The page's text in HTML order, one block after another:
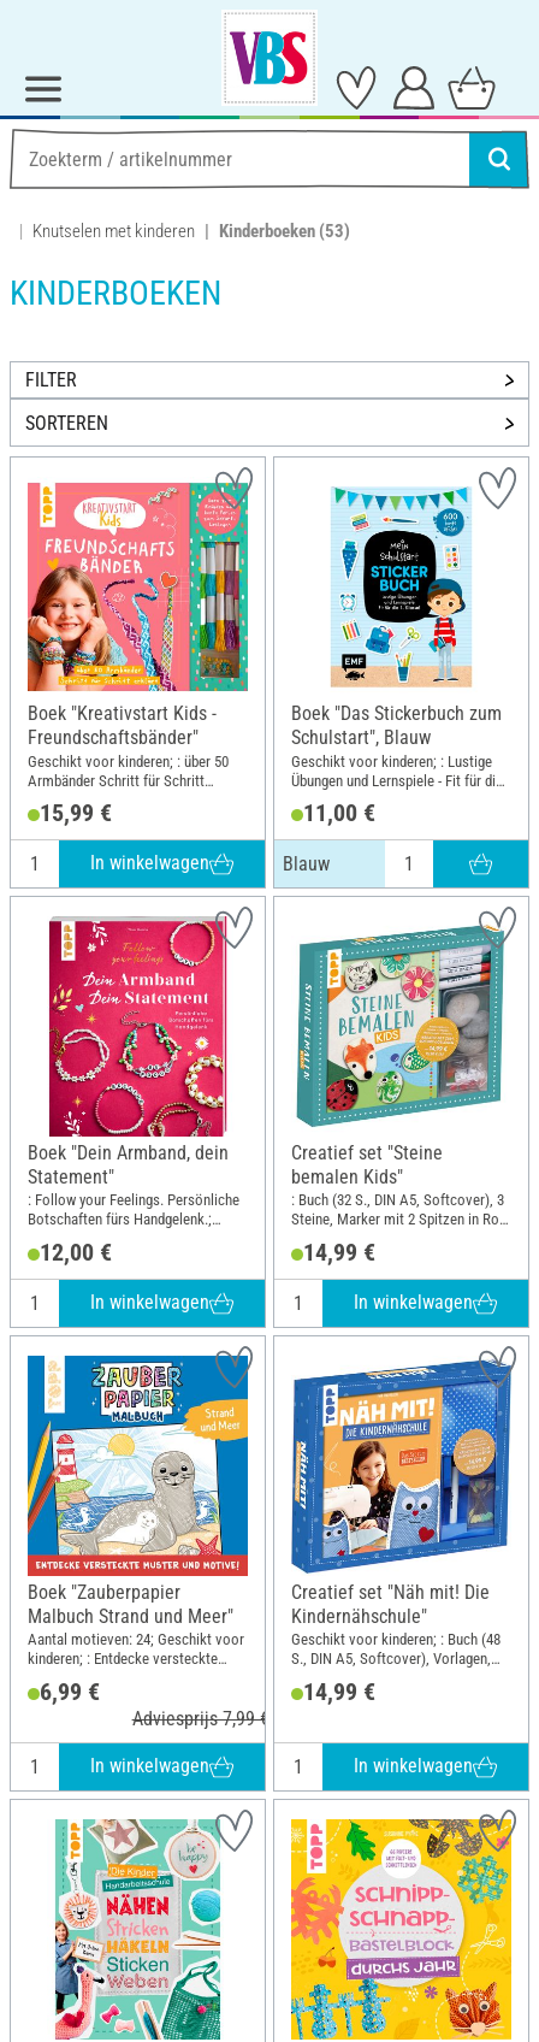
Knutselen met kinderen Kinderboeken (53)
KINDERBOEKEN
FILTER
SORTEREN
Boek "Kreativstart Kids -
Freundschaftsbänder"
Geschikt voor kinderen; : über 50
Armbänder Schritt für Schritt
bunte Perlen zum Sofort-Loslegen;
Breedte: 19.5 cm; Hoogte: 25 cm
15,99 €
In winkelwagen
Boek "Das Stickerbuch zum
Schulstart", Blauw
Geschikt voor kinderen; : Lustige
Übungen und Lernspiele - Fit für die
Hoogte: 21 cm
11,00 €
Blauw
Boek "Dein Armband, dein
Statement"
: Follow your Feelings. Persönliche
Botschaften fürs Handgelenk.;
12,00 €
In winkelwagen
Creatief set "Steine
bemalen Kids"
: Buch (32 S., DIN A5, Softcover), 3
Steine, Marker mit 2 Spitzen in Rot,
Pompons; DIN-formaat A5
14,99 €
In winkelwagen
Boek "Zauberpapier
Malbuch Strand und Meer"
Aantal motieven: 24; Geschikt voor
kinderen; : Entdecke versteckte
cm; Hoogte: 21 cm
6,99 €
Adviesprijs 7,99 €
In winkelwagen
Creatief set "Näh mit! Die
Kindernähschule"
Geschikt voor kinderen; : Buch (48
S., DIN A5, Softcover), Vorlagen,
Nähmaschinenführerschein, Stoff
14,99 €
In winkelwagen